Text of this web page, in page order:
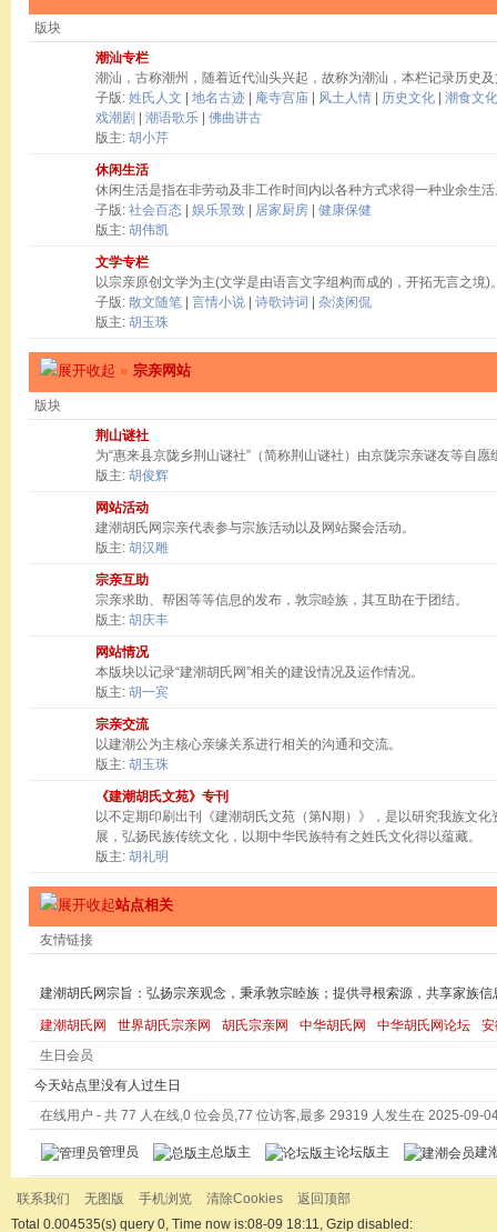
版块
潮汕专栏
潮汕，古称潮州，随着近代汕头兴起，故称为潮汕，本栏记录历史
子版: 姓氏人文 地名古迹 庵寺宫庙 风土人情 历史文化
潮食文化
戏潮剧
潮语歌乐
佛曲讲古
版主: 胡小芹
休闲生活
休闲生活是指在非劳动及非工作时间内以各种方式求得一种业余生
子版: 社会百态 娱乐景致 居家厨房
健康保健
版主: 胡伟凯
文学专栏
以宗亲原创文学为主(文学是由语言文字组构而成的，开拓无言之境)
子版: 散文随笔 言情小说 诗歌诗词
杂淡闲侃
版主: 胡玉珠
» 宗亲网站
版块
荆山谜社
为“惠来县京陇乡荆山谜社”（简称荆山谜社）由京陇宗亲谜友等自
版主: 胡俊辉
网站活动
建潮胡氏网宗亲代表参与宗族活动以及网站聚会活动。
版主: 胡汉雕
宗亲互助
宗亲求助、帮困等等信息的发布，敦宗睦族，其互助在于团结。
版主: 胡庆丰
网站情况
本版块以记录“建潮胡氏网”相关的建设情况及运作情况。
版主: 胡一宾
宗亲交流
以建潮公为主核心亲缘关系进行相关的沟通和交流。
版主: 胡玉珠
《建潮胡氏文苑》专刊
以不定期印刷出刊《建潮胡氏文苑（第N期）》，是以研究我族文
展，弘扬民族传统文化，以期中华民族特有之姓氏文化得以蕴藏。
版主: 胡礼明
站点相关
友情链接
建潮胡氏网宗旨：弘扬宗亲观念，秉承敦宗睦族；提供寻根索源，共享家族信
建潮胡氏网 世界胡氏宗亲网 胡氏宗亲网 中华胡氏网 中华胡氏网论坛
生日会员
今天站点里没有人过生日
在线用户 - 共 77 人在线,0 位会员,77 位访客,最多 29319 人发生在 2025-09-
管理员 总版主 论坛版主 建
联系我们 无图版 手机浏览 清除Cookies
返回顶部
Total 0.004535(s) query 0, Time now is:08-09 18:11, Gzip disabled: